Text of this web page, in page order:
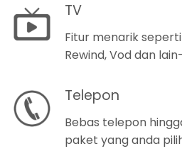
TV
Fitur menarik
Rewind, Vod dan
Telepon
Bebas telepon
paket yang anda